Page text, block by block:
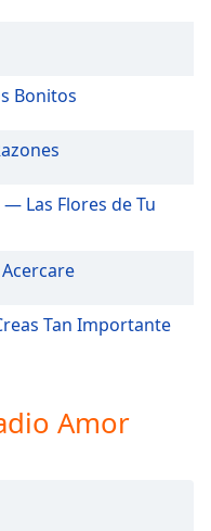
Bonitos
— Las Flores de Tu
Tan Importante
Amor